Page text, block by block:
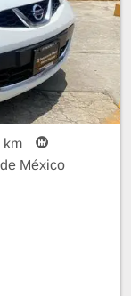
km
México